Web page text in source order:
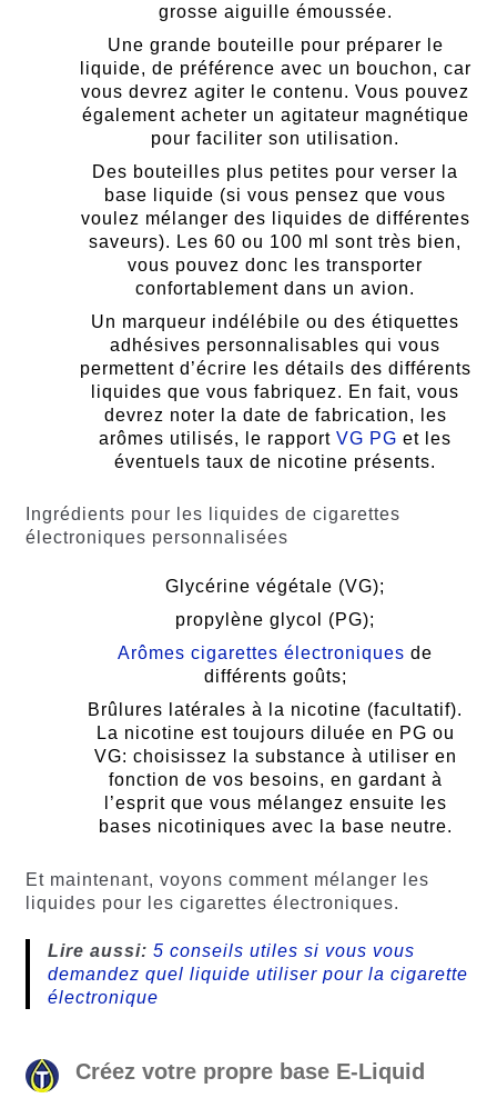
grosse aiguille émoussée.
Une grande bouteille pour préparer le
liquide, de préférence avec un bouchon, car
vous devrez agiter le contenu. Vous pouvez
également acheter un agitateur magnétique
pour faciliter son utilisation.
Des bouteilles plus petites pour verser la
base liquide (si vous pensez que vous
voulez mélanger des liquides de différentes
saveurs). Les 60 ou 100 ml sont très bien,
vous pouvez donc les transporter
confortablement dans un avion.
Un marqueur indélébile ou des étiquettes
adhésives personnalisables qui vous
permettent d’écrire les détails des différents
liquides que vous fabriquez. En fait, vous
devrez noter la date de fabrication, les
arômes utilisés, le rapport VG PG et les
éventuels taux de nicotine présents.
Ingrédients pour les liquides de cigarettes
électroniques personnalisées
Glycérine végétale (VG);
propylène glycol (PG);
Arômes cigarettes électroniques de
différents goûts;
Brûlures latérales à la nicotine (facultatif).
La nicotine est toujours diluée en PG ou
VG: choisissez la substance à utiliser en
fonction de vos besoins, en gardant à
l’esprit que vous mélangez ensuite les
bases nicotiniques avec la base neutre.
Et maintenant, voyons comment mélanger les
liquides pour les cigarettes électroniques.
Lire aussi: 5 conseils utiles si vous vous
demandez quel liquide utiliser pour la cigarette
électronique
Créez votre propre base E-Liquid